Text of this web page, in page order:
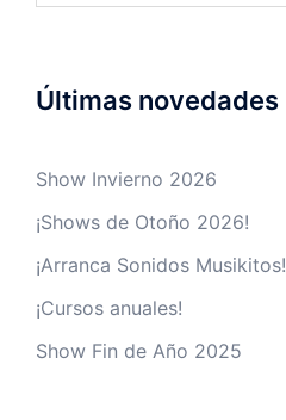
Últimas novedades
Show Invierno 2026
¡Shows de Otoño 2026!
¡Arranca Sonidos Musikitos!
¡Cursos anuales!
Show Fin de Año 2025